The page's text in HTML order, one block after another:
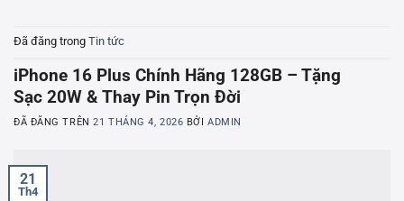
Đã đăng trong Tin tức
iPhone 16 Plus Chính Hãng 128GB – Tặng
Sạc 20W & Thay Pin Trọn Đời
ĐÃ ĐĂNG TRÊN21 THÁNG 4, 2026 BỞIADMIN
21
Th4